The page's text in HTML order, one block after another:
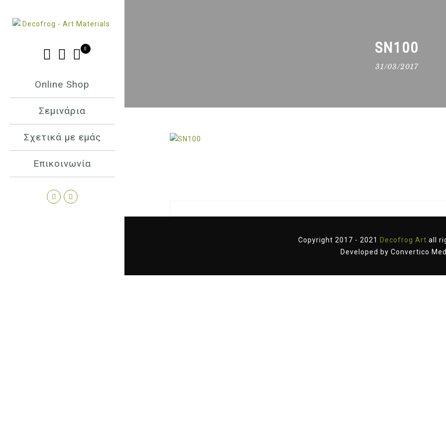
0
Online Shop
Σεμινάρια
Σχετικά με εμάς
Επικοινωνία
SN100
31/03/2017
Copyright 2017 - 2021 Decofrog Art all
Developed by Convertico